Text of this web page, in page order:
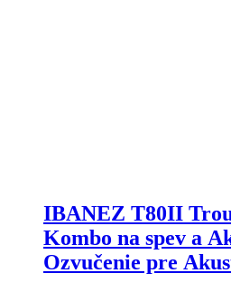
IBANEZ T80II
Kombo na spev a
Ozvučenie pre